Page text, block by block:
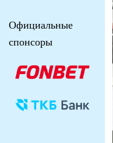
Официальные
спонсоры